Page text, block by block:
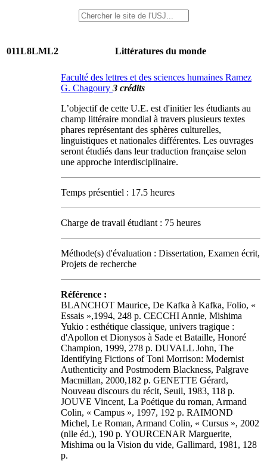
011L8LML2 Littératures du monde
Faculté des lettres et des sciences humaines Ramez
G. Chagoury 3 crédits
L’objectif de cette U.E. est d'initier les étudiants au
champ littéraire mondial à travers plusieurs textes
phares représentant des sphères culturelles,
linguistiques et nationales différentes. Les ouvrages
seront étudiés dans leur traduction française selon
une approche interdisciplinaire.
Temps présentiel : 17.5 heures
Charge de travail étudiant : 75 heures
Méthode(s) d'évaluation : Dissertation, Examen écrit,
Projets de recherche
Référence :
BLANCHOT Maurice, De Kafka à Kafka, Folio, «
Essais »,1994, 248 p. CECCHI Annie, Mishima
Yukio : esthétique classique, univers tragique :
d'Apollon et Dionysos à Sade et Bataille, Honoré
Champion, 1999, 278 p. DUVALL John, The
Identifying Fictions of Toni Morrison: Modernist
Authenticity and Postmodern Blackness, Palgrave
Macmillan, 2000,182 p. GENETTE Gérard,
Nouveau discours du récit, Seuil, 1983, 118 p.
JOUVE Vincent, La Poétique du roman, Armand
Colin, « Campus », 1997, 192 p. RAIMOND
Michel, Le Roman, Armand Colin, « Cursus », 2002
(nlle éd.), 190 p. YOURCENAR Marguerite,
Mishima ou la Vision du vide, Gallimard, 1981, 128
p.